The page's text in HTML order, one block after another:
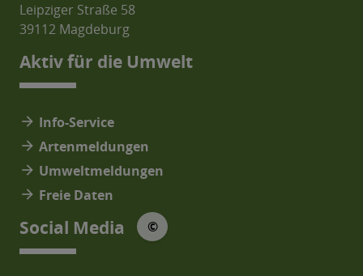
Leipziger Straße 58
39112 Magdeburg
Aktiv für die Umwelt
arrow_forward Info-Service
arrow_forward Artenmeldungen
arrow_forward Umweltmeldungen
arrow_forward Freie Daten
Social Media © © Social Media Icons: jam-